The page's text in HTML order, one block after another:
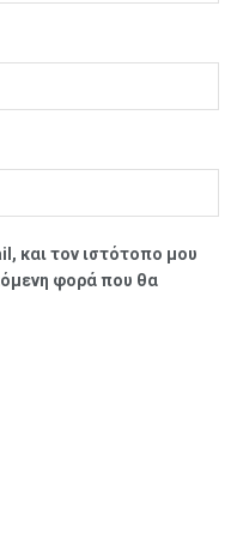
και τον ιστότοπο μου
φορά που θα